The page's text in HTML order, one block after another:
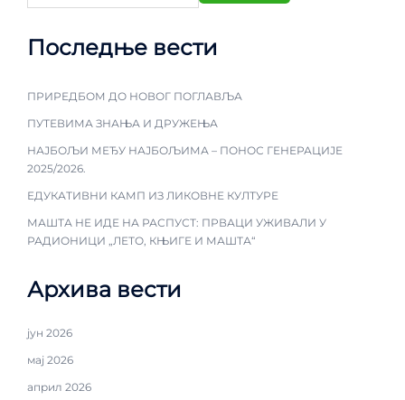
Последње вести
ПРИРЕДБОМ ДО НОВОГ ПОГЛАВЉА
ПУТЕВИМА ЗНАЊА И ДРУЖЕЊА
НАЈБОЉИ МЕЂУ НАЈБОЉИМА – ПОНОС ГЕНЕРАЦИЈЕ
2025/2026.
ЕДУКАТИВНИ КАМП ИЗ ЛИКОВНЕ КУЛТУРЕ
МАШТА НЕ ИДЕ НА РАСПУСТ: ПРВАЦИ УЖИВАЛИ У
РАДИОНИЦИ „ЛЕТО, КЊИГЕ И МАШТА“
Архива вести
јун 2026
мај 2026
април 2026